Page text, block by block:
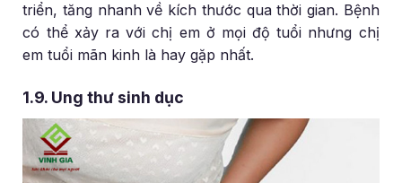
triển, tăng nhanh về kích thước qua thời gian. Bệnh
có thể xảy ra với chị em ở mọi độ tuổi nhưng chị
em tuổi mãn kinh là hay gặp nhất.
1.9. Ung thư sinh dục